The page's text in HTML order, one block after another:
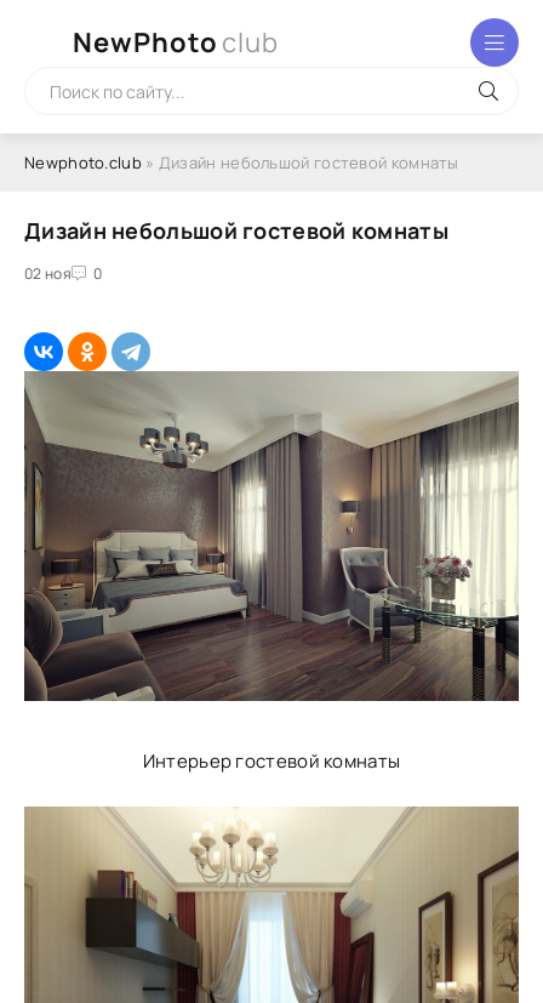
NewPhoto club
Newphoto.club» Дизайн небольшой гостевой комнаты
Дизайн небольшой гостевой комнаты
02 ноя 0
Интерьер гостевой комнаты